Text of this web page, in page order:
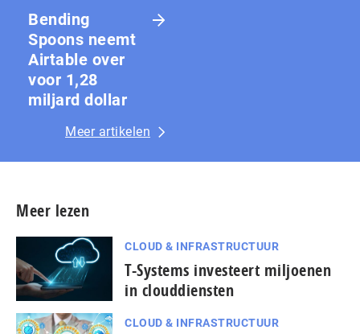
Bending
Spoons neemt
Airtable over
voor 1,28
miljard dollar
Meer artikelen
Meer lezen
CLOUD & INFRASTRUCTUUR
T-Systems investeert miljoenen
in clouddiensten
CLOUD & INFRASTRUCTUUR